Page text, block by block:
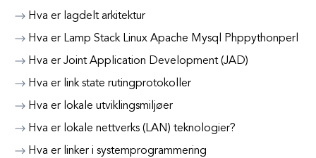
Hva er lagdelt arkitektur
Hva er Lamp Stack Linux Apache Mysql Phppythonperl
Hva er Joint Application Development (JAD)
Hva er link state rutingprotokoller
Hva er lokale utviklingsmiljøer
Hva er lokale nettverks (LAN) teknologier?
Hva er linker i systemprogrammering